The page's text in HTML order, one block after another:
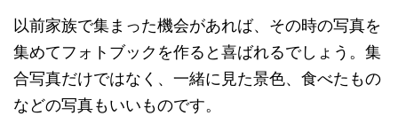
以前家族で集まった機会があれば、その時の写真を
集めてフォトブックを作ると喜ばれるでしょう。集
合写真だけではなく、一緒に見た景色、食べたもの
などの写真もいいものです。